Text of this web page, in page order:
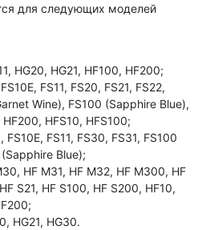
для следующих моделей
HG20, HG21, HF100, HF200;
FS11, FS20, FS21, FS22,
Wine), FS100 (Sapphire Blue),
HFS10, HFS100;
FS10E, FS11, FS30, FS31, FS100
Blue);
HF M31, HF M32, HF M300, HF
S21, HF S100, HF S200, HF10,
HG21, HG30.